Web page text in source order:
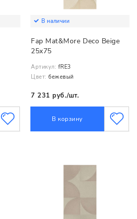
В наличии
Fap Mat&More Deco Beige
25x75
Артикул: fRE3
Цвет: бежевый
7 231 руб./шт.
В корзину